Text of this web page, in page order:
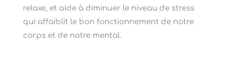
relaxe, et aide à diminuer le niveau de stress
qui affaiblit le bon fonctionnement de notre
corps et de notre mental.